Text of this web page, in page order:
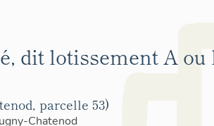
dit lotissement A
parcelle 53)
Chatenod